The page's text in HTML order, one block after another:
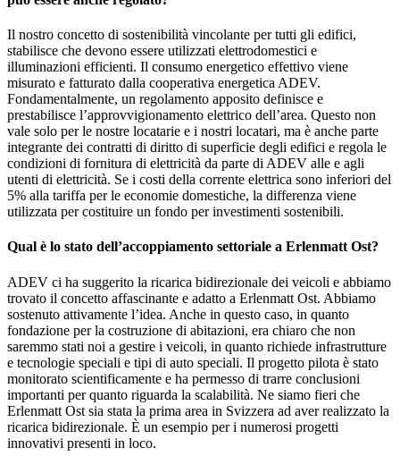
Il nostro concetto di sostenibilità vincolante per tutti gli edifici,
stabilisce che devono essere utilizzati elettrodomestici e
illuminazioni efficienti. Il consumo energetico effettivo viene
misurato e fatturato dalla cooperativa energetica ADEV.
Fondamentalmente, un regolamento apposito definisce e
prestabilisce l’approvvigionamento elettrico dell’area. Questo non
vale solo per le nostre locatarie e i nostri locatari, ma è anche parte
integrante dei contratti di diritto di superficie degli edifici e regola le
condizioni di fornitura di elettricità da parte di ADEV alle e agli
utenti di elettricità. Se i costi della corrente elettrica sono inferiori del
5% alla tariffa per le economie domestiche, la differenza viene
utilizzata per costituire un fondo per investimenti sostenibili.
Qual è lo stato dell’accoppiamento settoriale a Erlenmatt Ost?
ADEV ci ha suggerito la ricarica bidirezionale dei veicoli e abbiamo
trovato il concetto affascinante e adatto a Erlenmatt Ost. Abbiamo
sostenuto attivamente l’idea. Anche in questo caso, in quanto
fondazione per la costruzione di abitazioni, era chiaro che non
saremmo stati noi a gestire i veicoli, in quanto richiede infrastrutture
e tecnologie speciali e tipi di auto speciali. Il progetto pilota è stato
monitorato scientificamente e ha permesso di trarre conclusioni
importanti per quanto riguarda la scalabilità. Ne siamo fieri che
Erlenmatt Ost sia stata la prima area in Svizzera ad aver realizzato la
ricarica bidirezionale. È un esempio per i numerosi progetti
innovativi presenti in loco.